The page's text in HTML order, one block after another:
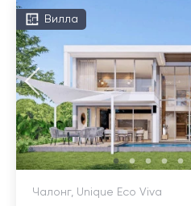
Вилла
Чалонг, Unique Eco Viva